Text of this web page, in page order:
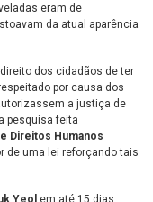
eram de
da atual aparência
dos cidadãos de ter
por causa dos
a justiça de
pesquisa feita
Direitos Humanos
de uma lei reforçando tais
Yeol em até 15 dias